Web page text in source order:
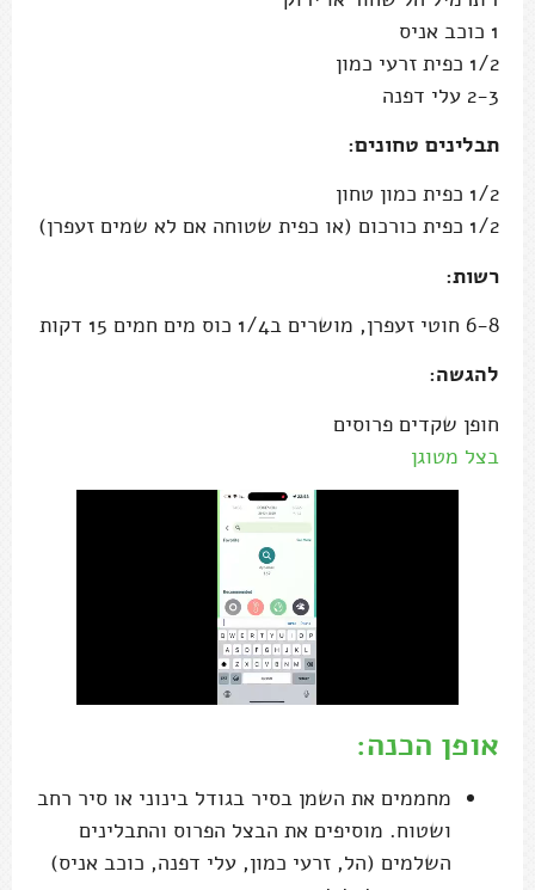
1 כוכב אניס
1/2 כפית זרעי כמון
2-3 עלי דפנה
תבלינים טחונים:
1/2 כפית כמון טחון
1/2 כפית כורכום (או כפית שטוחה אם לא שמים זעפרן)
רשות:
6-8 חוטי זעפרן, מושרים ב1/4 כוס מים חמים 15 דקות
להגשה:
חופן שקדים פרוסים
בצל מטוגן
אופן הכנה:
מחממים את השמן בסיר בגודל בינוני או סיר רחב
ושטוח. מוסיפים את הבצל הפרוס והתבלינים
השלמים (הל, זרעי כמון, עלי דפנה, כוכב אניס)